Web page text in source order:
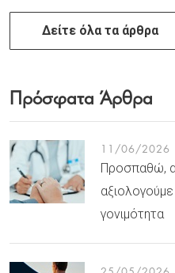
Δείτε όλα τα άρθρα
Πρόσφατα Άρθρα
11/06/2026
Προσπαθώ,
γονιμότητα